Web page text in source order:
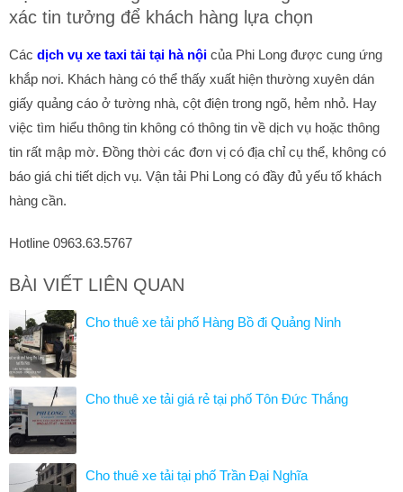
xác tin tưởng để khách hàng lựa chọn
Các dịch vụ xe taxi tải tại hà nội của Phi Long được cung ứng
khắp nơi. Khách hàng có thể thấy xuất hiện thường xuyên dán
giấy quảng cáo ở tường nhà, cột điện trong ngõ, hẻm nhỏ. Hay
việc tìm hiểu thông tin không có thông tin về dịch vụ hoặc thông
tin rất mập mờ. Đồng thời các đơn vị có địa chỉ cụ thể, không có
báo giá chi tiết dịch vụ. Vận tải Phi Long có đầy đủ yếu tố khách
hàng cần.
Hotline 0963.63.5767
BÀI VIẾT LIÊN QUAN
Cho thuê xe tải phố Hàng Bồ đi Quảng Ninh
Cho thuê xe tải giá rẻ tại phố Tôn Đức Thắng
Cho thuê xe tải tại phố Trần Đại Nghĩa